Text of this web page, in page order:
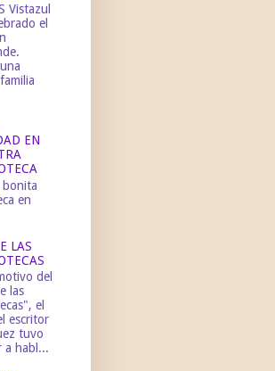
Vistazul
el
EN
bonita
en
LAS
del
las
el
escritor
tuvo
a habl...